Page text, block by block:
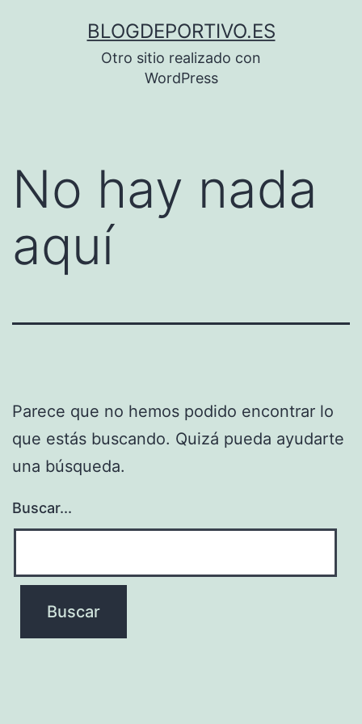
BLOGDEPORTIVO.ES
Otro sitio realizado con
WordPress
No hay nada
aquí
Parece que no hemos podido encontrar lo
que estás buscando. Quizá pueda ayudarte
una búsqueda.
Buscar...